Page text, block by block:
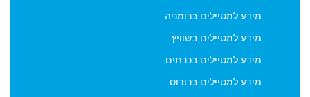
מידע למטיילים ברומניה
מידע למטיילים בשוויץ
מידע למטיילים בכרתים
מידע למטיילים ברודוס